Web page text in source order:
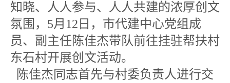
知晓、人人参与、人人共建的浓厚创文
氛围，5月12日，市代建中心党组成
员、副主任陈佳杰带队前往挂驻帮扶村
东石村开展创文活动。
陈佳杰同志首先与村委负责人进行交